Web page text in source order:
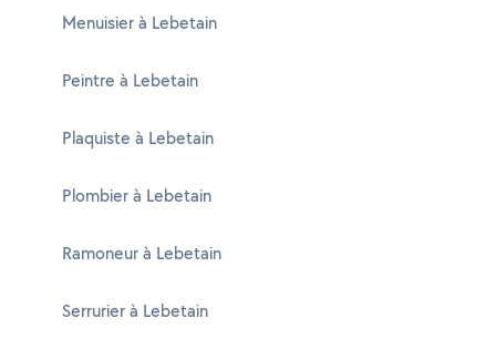
Menuisier à Lebetain
Peintre à Lebetain
Plaquiste à Lebetain
Plombier à Lebetain
Ramoneur à Lebetain
Serrurier à Lebetain